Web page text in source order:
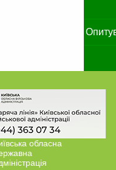
обласна